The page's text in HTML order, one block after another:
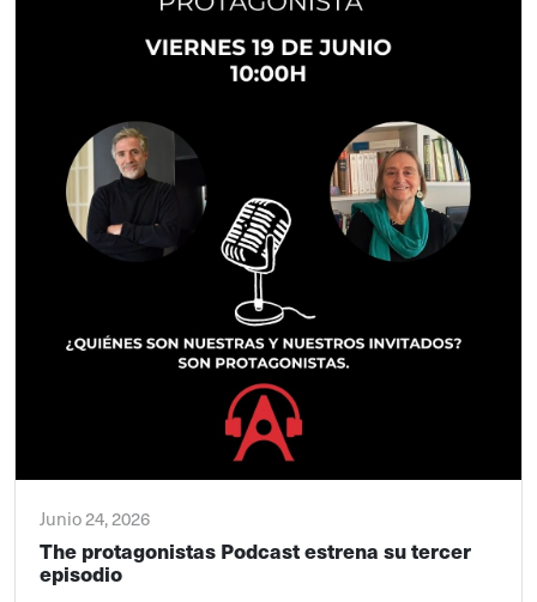
Junio 24, 2026
The protagonistas Podcast estrena su tercer
episodio